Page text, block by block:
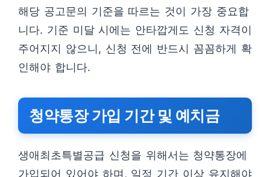
해당 공고문의 기준을 따르는 것이 가장 중요합
니다. 기준 미달 시에는 안타깝게도 신청 자격이
주어지지 않으니, 신청 전에 반드시 꼼꼼하게 확
인해야 합니다.
청약통장 가입 기간 및 예치금
생애최초특별공급 신청을 위해서는 청약통장에
가입되어 있어야 하며, 일정 기간 이상 유지해야